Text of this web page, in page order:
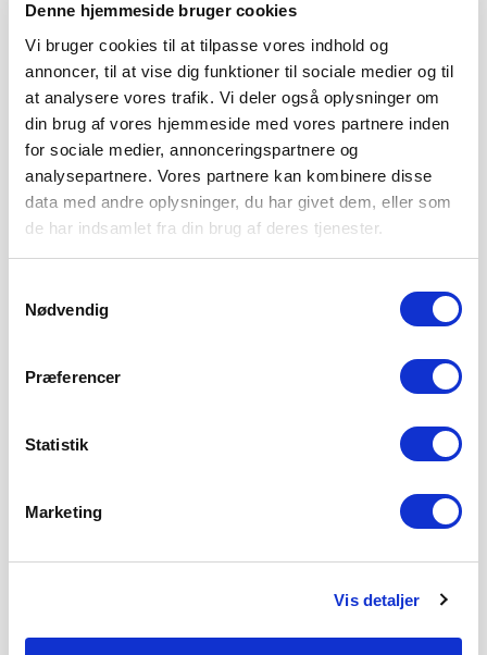
Denne hjemmeside bruger cookies
Vi bruger cookies til at tilpasse vores indhold og
annoncer, til at vise dig funktioner til sociale medier og til
at analysere vores trafik. Vi deler også oplysninger om
din brug af vores hjemmeside med vores partnere inden
for sociale medier, annonceringspartnere og
analysepartnere. Vores partnere kan kombinere disse
data med andre oplysninger, du har givet dem, eller som
de har indsamlet fra din brug af deres tjenester.
Nødvendig
Præferencer
Statistik
Marketing
Vis detaljer
4. AUGUST 2026
Tambedou, der er topscorer i den estiske liga.